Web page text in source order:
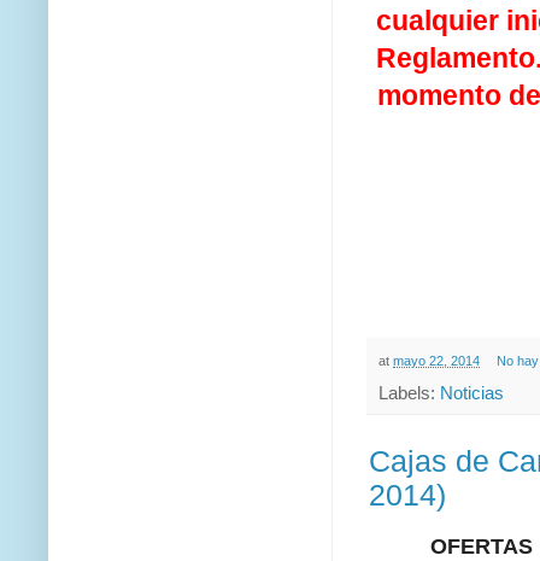
cualquier
momento
at mayo 22, 2014 No
Labels: Noticias
Cajas de
2014)